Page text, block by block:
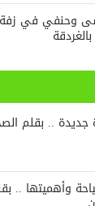
وحنفي في زفة
جديدة .. بقلم
وأهميتها ..